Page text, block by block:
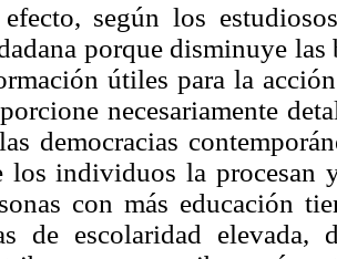
según los
porque disminuye
útiles para la
necesariamente
democracias
los individuos la procesan
con más educación
de escolaridad